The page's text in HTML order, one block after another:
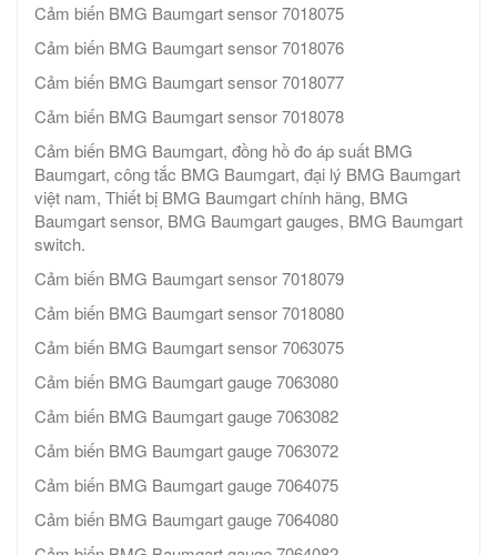
Cảm biến BMG Baumgart sensor 7018075
Cảm biến BMG Baumgart sensor 7018076
Cảm biến BMG Baumgart sensor 7018077
Cảm biến BMG Baumgart sensor 7018078
Cảm biến BMG Baumgart, đồng hồ đo áp suất BMG
Baumgart, công tắc BMG Baumgart, đại lý BMG Baumgart
việt nam, Thiết bị BMG Baumgart chính hãng, BMG
Baumgart sensor, BMG Baumgart gauges, BMG Baumgart
switch.
Cảm biến BMG Baumgart sensor 7018079
Cảm biến BMG Baumgart sensor 7018080
Cảm biến BMG Baumgart sensor 7063075
Cảm biến BMG Baumgart gauge 7063080
Cảm biến BMG Baumgart gauge 7063082
Cảm biến BMG Baumgart gauge 7063072
Cảm biến BMG Baumgart gauge 7064075
Cảm biến BMG Baumgart gauge 7064080